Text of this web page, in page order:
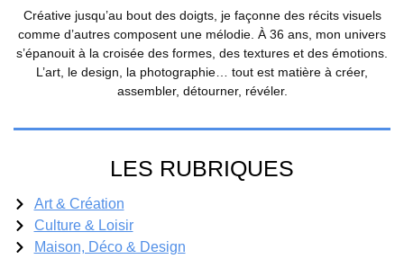
Créative jusqu’au bout des doigts, je façonne des récits visuels
comme d’autres composent une mélodie. À 36 ans, mon univers
s’épanouit à la croisée des formes, des textures et des émotions.
L’art, le design, la photographie… tout est matière à créer,
assembler, détourner, révéler.
LES RUBRIQUES
Art & Création
Culture & Loisir
Maison, Déco & Design